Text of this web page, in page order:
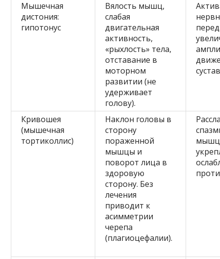
Мышечная
дистония:
гипотонус
Вялость мышц,
слабая
двигательная
активность,
«рыхлость» тела,
отставание в
моторном
развитии (не
удерживает
голову).
Кривошея
(мышечная
тортиколлис)
Наклон головы в
сторону
пораженной
мышцы и
поворот лица в
здоровую
сторону. Без
лечения
приводит к
асимметрии
черепа
(плагиоцефалии).